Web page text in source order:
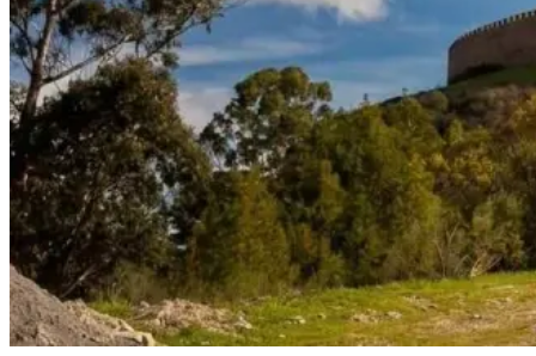
Caminho de Santiago em Bicicleta - Caminho da Costa - "fácil"
8 Dias 3/5